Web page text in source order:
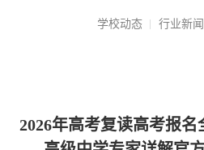
学校动态 行业新闻
2026年高考复读高考报